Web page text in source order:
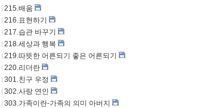
215.배움
216.표현하기
217.습관 바꾸기
218.세상과 행복
219.따뜻한 어른되기 좋은 어른되기
220.리더란
301.친구 우정
302.사랑 연인
303.가족이란-가족의 의미 아버지